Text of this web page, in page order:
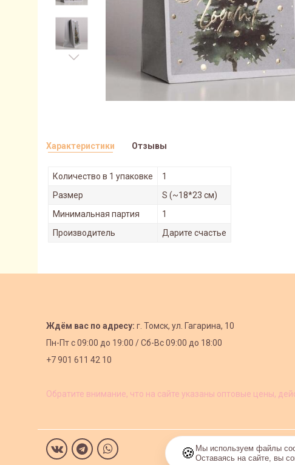
Характеристики
Количество в 1 упаковке
1
Размер
S (~18*23 см)
Минимальная партия
1
Производитель
Дарите счастье
Отзывы
Ждём вас по адресу: г. Томск, ул. Гагарина, 10
Пн-Пт с09:00 до 19:00 /Сб-Вс 09:00 до 18:00
+7 901 611 42 10
Обратите внимание, что на сайте указаны оптовые цены,
🍪 Мы используем файлы
Оставаясь на сайте, вы